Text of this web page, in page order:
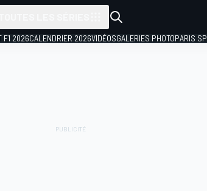
F1 2026CALENDRIER 2026VIDÉOSGALERIES PHOTOPARIS